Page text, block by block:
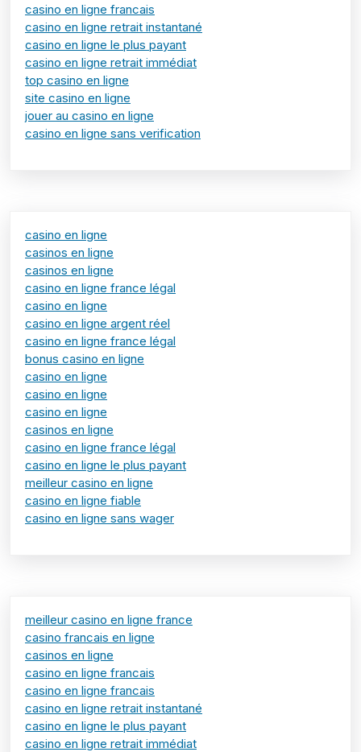
casino en ligne francais
casino en ligne retrait instantané
casino en ligne le plus payant
casino en ligne retrait immédiat
top casino en ligne
site casino en ligne
jouer au casino en ligne
casino en ligne sans verification
casino en ligne
casinos en ligne
casinos en ligne
casino en ligne france légal
casino en ligne
casino en ligne argent réel
casino en ligne france légal
bonus casino en ligne
casino en ligne
casino en ligne
casino en ligne
casinos en ligne
casino en ligne france légal
casino en ligne le plus payant
meilleur casino en ligne
casino en ligne fiable
casino en ligne sans wager
meilleur casino en ligne france
casino francais en ligne
casinos en ligne
casino en ligne francais
casino en ligne francais
casino en ligne retrait instantané
casino en ligne le plus payant
casino en ligne retrait immédiat